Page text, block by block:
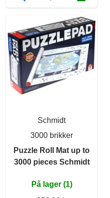
Schmidt
3000 brikker
Puzzle Roll Mat up to
3000 pieces Schmidt
På lager (1)